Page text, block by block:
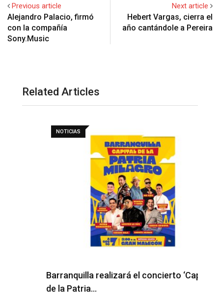
Previous article
Alejandro Palacio, firmó
con la compañía
Sony.Music
Next article
Hebert Vargas, cierra el
año cantándole a Pereira
Related Articles
NOTICIAS
Barranquilla realizará el concierto ‘Capital
de la Patria…